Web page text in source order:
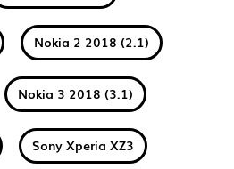
Nokia 2 2018 (2.1)
Nokia 3 2018 (3.1)
Sony Xperia XZ3